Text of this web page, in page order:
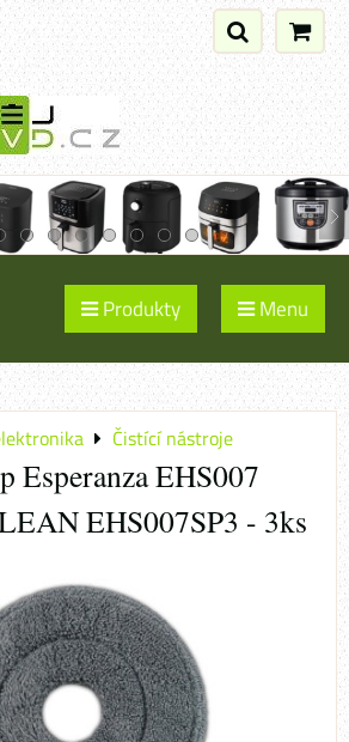
Produkty Menu
Čistící nástroje
Esperanza EHS007
EHS007SP3 - 3ks